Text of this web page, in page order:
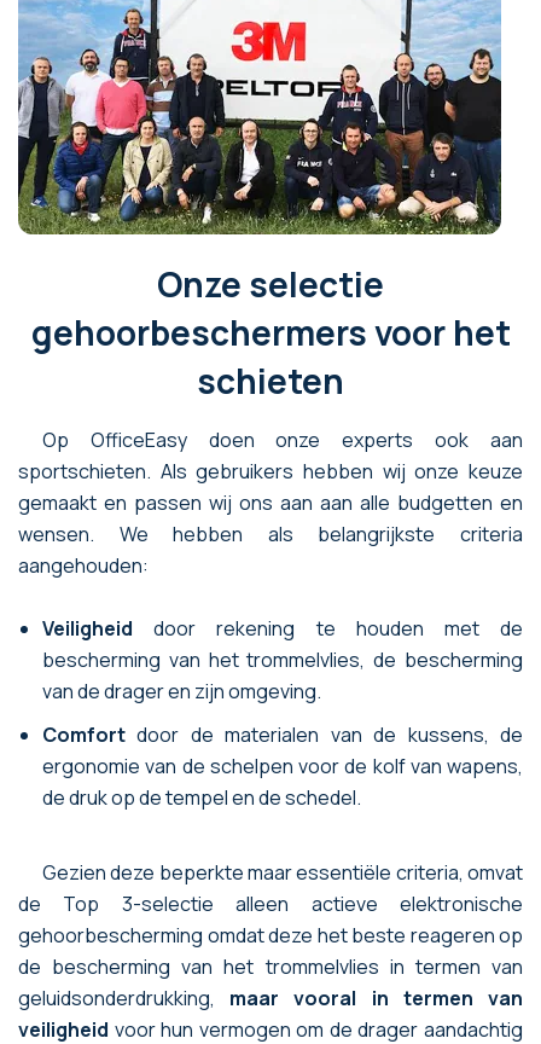
Onze selectie
gehoorbeschermers voor het
schieten
Op OfficeEasy doen onze experts ook aan
sportschieten. Als gebruikers hebben wij onze keuze
gemaakt en passen wij ons aan aan alle budgetten en
wensen. We hebben als belangrijkste criteria
aangehouden:
Veiligheid door rekening te houden met de
bescherming van het trommelvlies, de bescherming
van de drager en zijn omgeving.
Comfort door de materialen van de kussens, de
ergonomie van de schelpen voor de kolf van wapens,
de druk op de tempel en de schedel.
Gezien deze beperkte maar essentiële criteria, omvat
de Top 3-selectie alleen actieve elektronische
gehoorbescherming omdat deze het beste reageren op
de bescherming van het trommelvlies in termen van
geluidsonderdrukking, maar vooral in termen van
veiligheid voor hun vermogen om de drager aandachtig